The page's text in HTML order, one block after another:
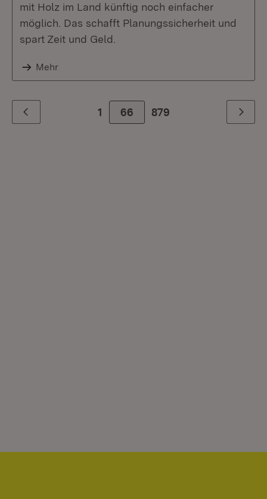
mit Holz im Land künftig noch einfacher
möglich. Das schafft Planungssicherheit und
spart Zeit und Geld.
Mehr
Zurück 1 66 Zur letzte Seite
879 Weiter